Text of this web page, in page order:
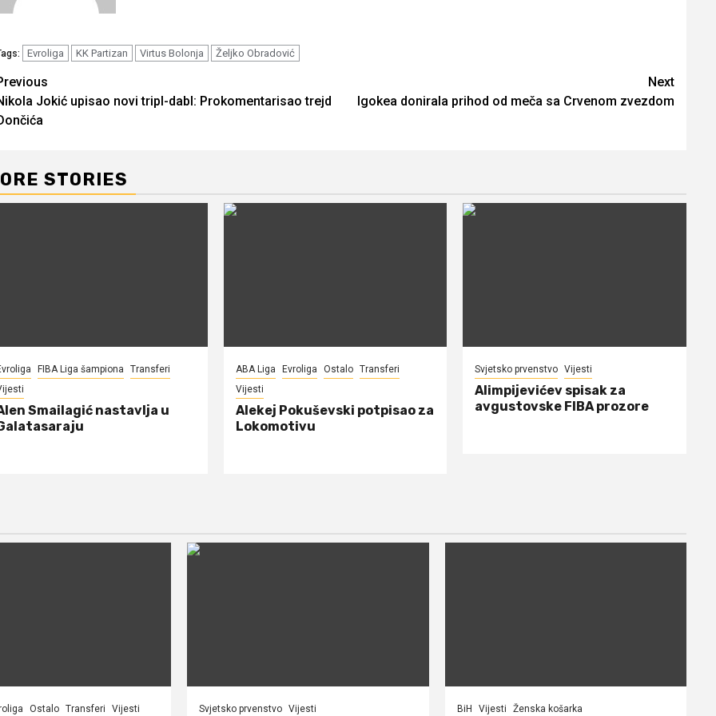
Evroliga KK Partizan Virtus Bolonja Željko Obradović
Jokić upisao novi tripl-dabl: Prokomentarisao trejd
Next
Igokea donirala prihod od meča sa Crvenom zvezdom
STORIES
FIBA Liga šampiona
Transferi
Smailagić nastavlja u
ABA Liga Evroliga Ostalo Transferi
Vijesti
Alekej Pokuševski potpisao za
Lokomotivu
Svjetsko prvenstvo Vijesti
Alimpijevićev spisak za
avgustovske FIBA prozore
Ostalo Transferi Vijesti Svjetsko prvenstvo Vijesti BiH Vijesti Ženska košarka